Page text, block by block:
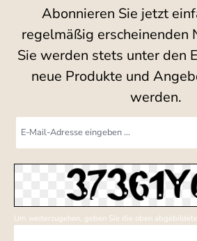
Abonnieren Sie jetzt
regelmäßig erscheinenden
Sie werden stets unter den
neue Produkte und
werden.
Mail-
Um weiterzugehen, geben Sie die oben